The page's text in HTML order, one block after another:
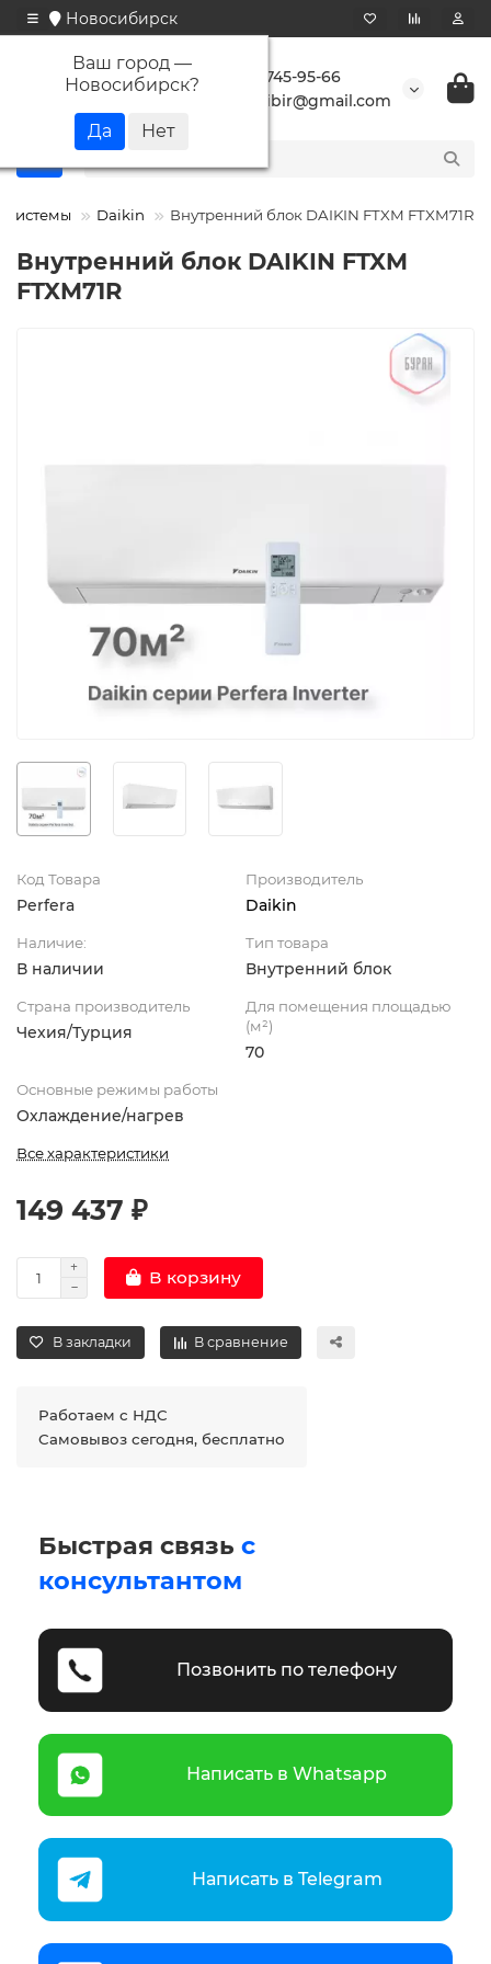
Новосибирск
Ваш город —
Новосибирск?
+7 923 745-95-66
buransibir@gmail.com
системы Daikin Внутренний блок DAIKIN FTXM FTXM71R
Внутренний блок DAIKIN FTXM
FTXM71R
Код Товара
Perfera
Производитель
Daikin
Наличие:
В наличии
Тип товара
Внутренний блок
Страна производитель
Чехия/Турция
Для помещения площадью
(м²)
70
Основные режимы работы
Охлаждение/нагрев
Все характеристики
149 437 ₽
В корзину
В закладки В сравнение
Работаем с НДС
Самовывоз сегодня, бесплатно
Быстрая связь с
консультантом
Позвонить по телефону
Написать в Whatsapp
Написать в Telegram